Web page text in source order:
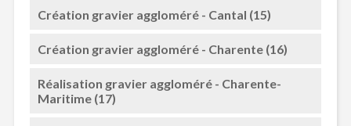
Création gravier aggloméré - Cantal (15)
Création gravier aggloméré - Charente (16)
Réalisation gravier aggloméré - Charente-
Maritime (17)